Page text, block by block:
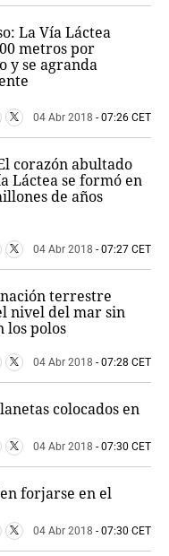
La Vía Láctea
metros por
y se agranda
04 Abr 2018 - 07:26 CET
corazón abultado
Láctea se formó en
de años
04 Abr 2018 - 07:27 CET
terrestre
nivel del mar sin
los polos
04 Abr 2018 - 07:28 CET
colocados en
04 Abr 2018 - 07:30 CET
forjarse en el
04 Abr 2018 - 07:30 CET